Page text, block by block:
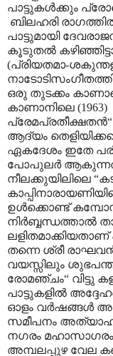
പാട്ടുകൾക്കും
ബിലഹരി
പാട്ടുമായി
കൂടുതൽ
(പ്രിയതമാ-
ഒരു തുടക്കം
കാണാനിലെ
ആദ്യം
ഏകദേശം ഇതേ
പോപുലർ
നീലക്കുയിലിലെ
ഉൾക്കൊണ്ട്
നിർബ്ബന്ധത്താൽ
തന്നെ ശ്രീ
വയസ്സിലും
രോമഞ്ചം“ വിട്ടു
പാട്ടുകളിൽ
ഓളം വർഷങ്ങൾ
സമീപനം
നഗരം
അമ്പലപ്പുഴ വേല